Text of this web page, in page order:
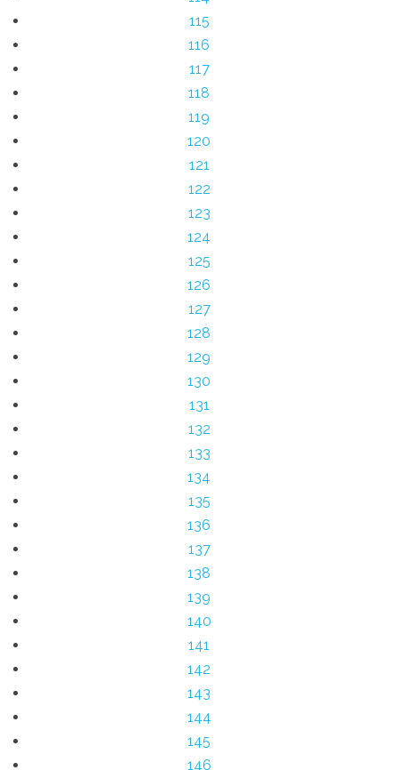
115
116
117
118
119
120
121
122
123
124
125
126
127
128
129
130
131
132
133
134
135
136
137
138
139
140
141
142
143
144
145
146